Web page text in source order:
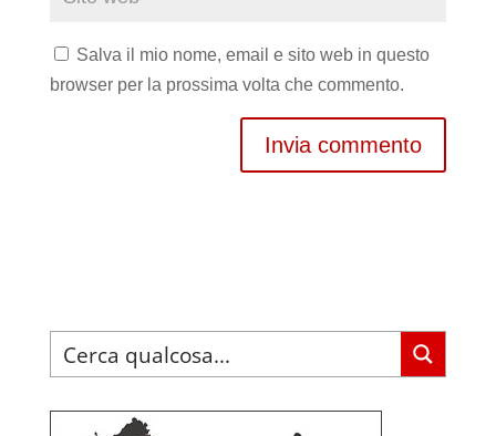
Salva il mio nome, email e sito web in questo
browser per la prossima volta che commento.